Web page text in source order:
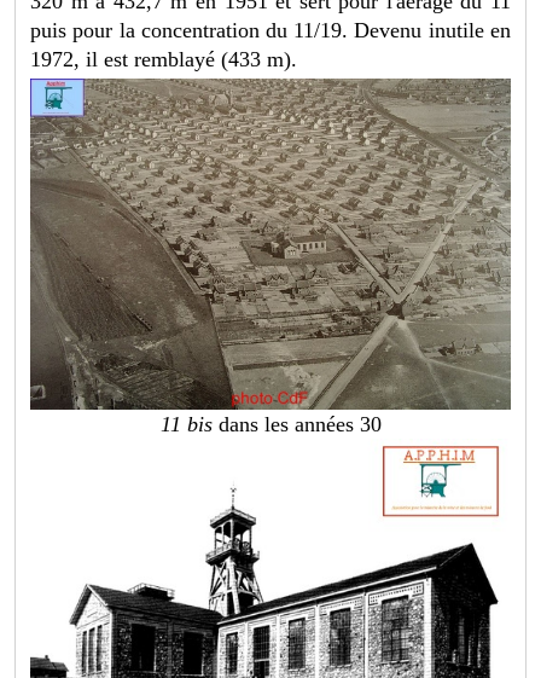
puis pour la concentration du 11/19. Devenu inutile en
1972, il est remblayé (433 m).
11 bisdans les années 30